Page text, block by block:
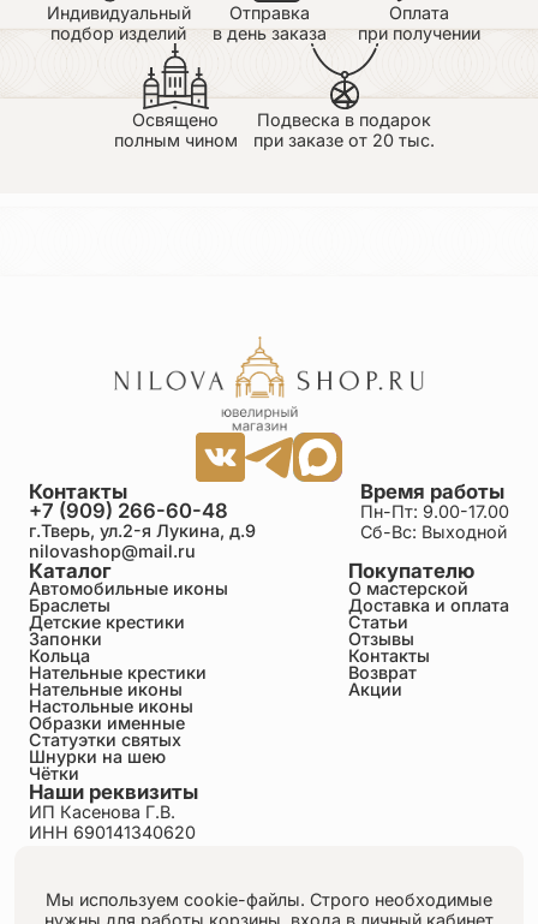
Индивидуальный
подбор изделий
Отправка
в день заказа
Оплата
при получении
Освящено
полным чином
Подвеска в подарок
при заказе от 20 тыс.
Каталог
Автомобильные иконы
Браслеты
Детские крестики
Запонки
Кольца
Нательные крестики
Нательные иконы
Настольные иконы
Образки именные
Статуэтки святых
Шнурки на шею
Чётки
Покупателю
О мастерской
Доставка и оплата
Статьи
Отзывы
Контакты
Возврат
Акции
Время работы
Пн-Пт: 9.00-17.00
Сб-Вс: Выходной
Контакты
+7 (909) 266-60-48
г.Тверь, ул.2-я Лукина, д.9
nilovashop@mail.ru
Наши реквизиты
ИП Касенова Г.В.
ИНН 690141340620
Пользовательское соглашение
Публичная оферта
Мы используем cookie-файлы. Строго необходимые
нужны для работы корзины, входа в личный кабинет